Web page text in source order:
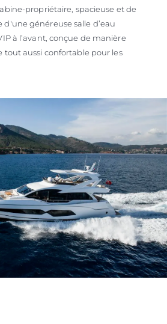
propriétaire, spacieuse et de
d'une généreuse salle d’eau
à l’avant, conçue de manière
tout aussi confortable pour les